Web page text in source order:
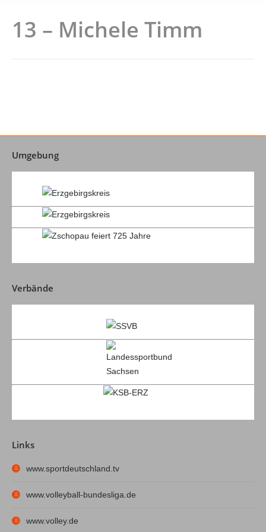
13 – Michele Timm
Umgebung
Verbände
Links
www.sportdeutschland.tv
www.volleyball-bundesliga.de
www.volley.de